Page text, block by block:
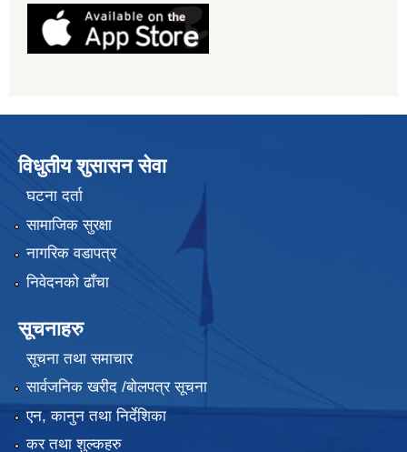
विधुतीय शुसासन सेवा
घटना दर्ता
सामाजिक सुरक्षा
नागरिक वडापत्र
निवेदनको ढाँचा
सूचनाहरु
सूचना तथा समाचार
सार्वजनिक खरीद /बोलपत्र सूचना
एन, कानुन तथा निर्देशिका
कर तथा शुल्कहरु